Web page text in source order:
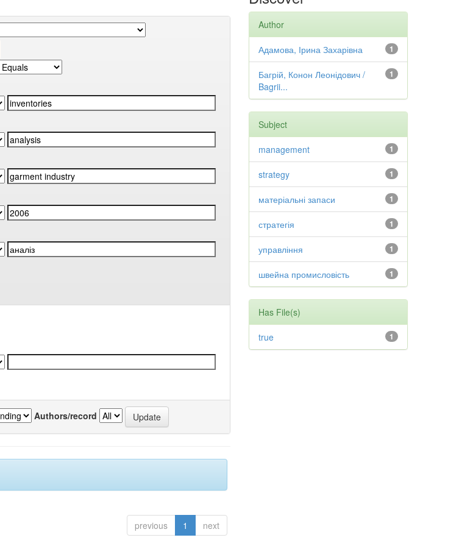
Authors/record
previous 1 next
Author
1
Адамова, Ірина Захарівна
1
Багрій, Конон Леонідович /
Bagrii...
Subject
1
management
1
strategy
1
матеріальні запаси
1
стратегія
1
управління
1
швейна промисловість
Has File(s)
1
true